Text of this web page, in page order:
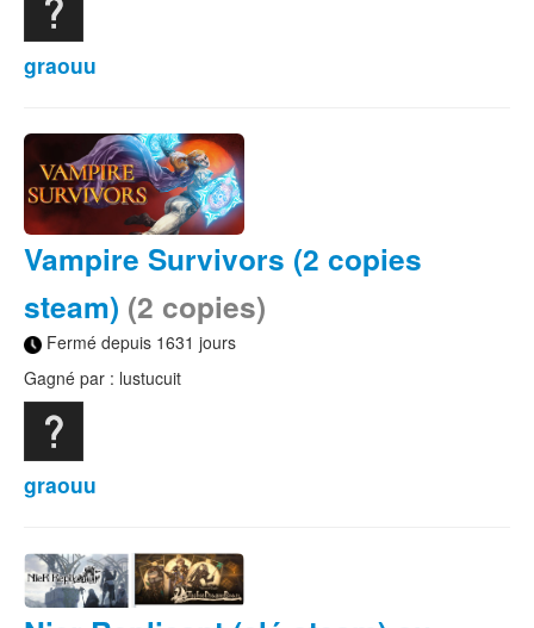
graouu
Vampire Survivors (2 copies
steam) (2 copies)
Fermé depuis 1631 jours
Gagné par : lustucuit
graouu